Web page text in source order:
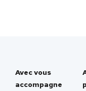
Avec vous
accompagne